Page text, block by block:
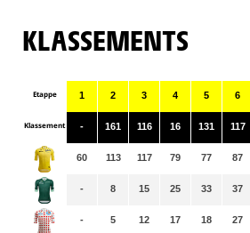
KLASSEMENTS
Etappe
Klassement
1
-
60
-
-
2
161
113
8
5
3
116
117
15
12
4
16
79
25
17
5
131
77
33
18
6
117
87
37
27